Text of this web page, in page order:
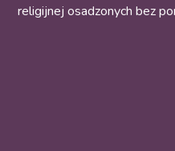
religijnej osadzonych bez